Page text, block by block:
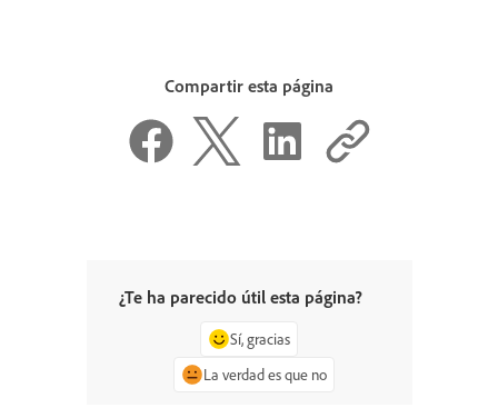
Compartir esta página
¿Te ha parecido útil esta página?
Sí, gracias
La verdad es que no